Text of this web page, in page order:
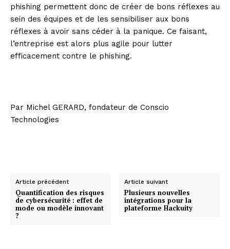
phishing permettent donc de créer de bons réflexes au
sein des équipes et de les sensibiliser aux bons
réflexes à avoir sans céder à la panique. Ce faisant,
l’entreprise est alors plus agile pour lutter
efficacement contre le phishing.
Par Michel GERARD, fondateur de Conscio
Technologies
Article précédent
Quantification des risques
de cybersécurité : effet de
mode ou modèle innovant
?
Article suivant
Plusieurs nouvelles
intégrations pour la
plateforme Hackuity